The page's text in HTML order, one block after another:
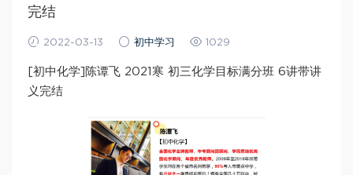
完结
2022-03-13 初中学习 1029
[初中化学]陈谭飞 2021寒 初三化学目标满分班 6讲带讲
义完结